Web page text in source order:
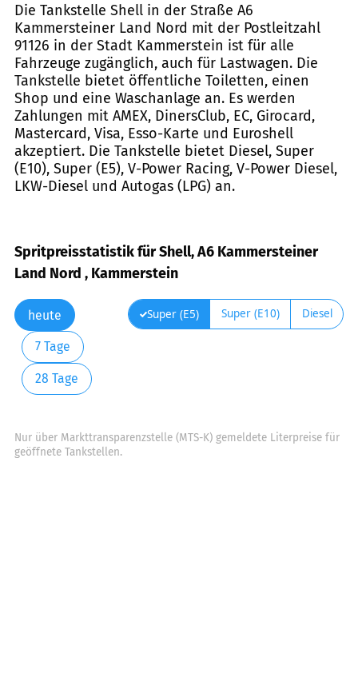
Die Tankstelle Shell in der Straße A6
Kammersteiner Land Nord mit der Postleitzahl
91126 in der Stadt Kammerstein ist für alle
Fahrzeuge zugänglich, auch für Lastwagen. Die
Tankstelle bietet öffentliche Toiletten, einen
Shop und eine Waschanlage an. Es werden
Zahlungen mit AMEX, DinersClub, EC, Girocard,
Mastercard, Visa, Esso-Karte und Euroshell
akzeptiert. Die Tankstelle bietet Diesel, Super
(E10), Super (E5), V-Power Racing, V-Power Diesel,
LKW-Diesel und Autogas (LPG) an.
Spritpreisstatistik für Shell, A6 Kammersteiner
Land Nord , Kammerstein
heute
7 Tage
28 Tage
Super (E5) Super (E10) Diesel
Nur über Markttransparenzstelle (MTS-K) gemeldete Literpreise für
geöffnete Tankstellen.